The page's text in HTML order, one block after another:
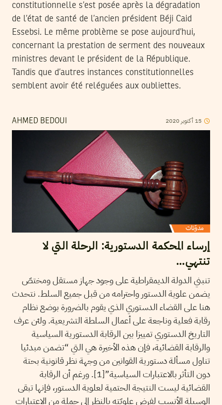
constitutionnelle s’est posée après la dégradation
de l’état de santé de l’ancien président Béji Caid
Essebsi. Le même problème se pose aujourd’hui,
concernant la prestation de serment des nouveaux
ministres devant le président de la République.
Tandis que d’autres instances constitutionnelles
semblent avoir été reléguées aux oubliettes.
AHMED BEDOUI 15 أكتوبر 2020
إرساء المحكمة الدستورية: الرحلة التي لا
تنتهي…
تنبني الدولة الديمقراطية على وجود جهاز مستقل ومختصّ
يضمن علوية الدستور واحترامه من قبل جميع السلط. نتحدث
هنا على القضاء الدستوري الذي يقوم بالضرورة بوضع نظام
رقابة فعلية وناجعة على أعمال السلطة التشريعية. ولئن عرف
التاريخ الدستوري تمييزا بين الرقابة الدستورية السياسية
والرقابة القضائية، فإن هذه الأخيرة هي التي “تضمن مبدئيا
تناول مسألة دستورية القوانين من وجهة نظر قانونية بحتة
دون التأثر بالاعتبارات السياسية”[1]. ورغم أن الرقابة
القضائية ليست النتيجة الحتمية لعلوية الدستور، فإنها تبقى
الوسيلة الأنسب لفرض علويّته بالنظر إلى جملة من الاعتبارات